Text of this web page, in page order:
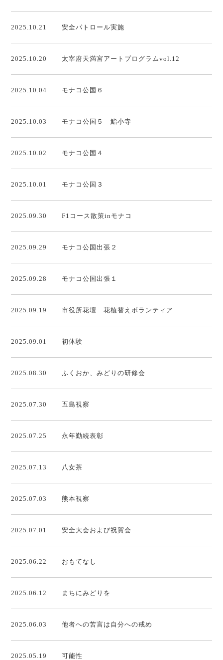
2025.10.21 安全パトロール実施
2025.10.20 太宰府天満宮アートプログラムvol.12
2025.10.04 モナコ公国６
2025.10.03 モナコ公国５ 鮨小寺
2025.10.02 モナコ公国４
2025.10.01 モナコ公国３
2025.09.30 F1コース散策inモナコ
2025.09.29 モナコ公国出張２
2025.09.28 モナコ公国出張１
2025.09.19 市役所花壇 花植替えボランティア
2025.09.01 初体験
2025.08.30 ふくおか、みどりの研修会
2025.07.30 五島視察
2025.07.25 永年勤続表彰
2025.07.13 八女茶
2025.07.03 熊本視察
2025.07.01 安全大会および祝賀会
2025.06.22 おもてなし
2025.06.12 まちにみどりを
2025.06.03 他者への苦言は自分への戒め
2025.05.19 可能性